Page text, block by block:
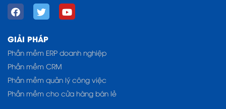
GIẢI PHÁP
Phần mềm ERP doanh nghiệp
Phần mềm CRM
Phần mềm quản lý công việc
Phần mềm cho cửa hàng bán lẻ